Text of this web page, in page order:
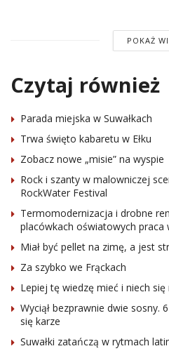
POKAŻ
Czytaj również
Parada miejska w Suwałkach
Trwa święto kabaretu w Ełku
Zobacz nowe „misie” na wyspie
Rock i szanty w malowniczej
RockWater Festival
Termomodernizacja i drobne
placówkach oświatowych praca
Miał być pellet na zimę, a jest
Za szybko we Frąckach
Lepiej tę wiedzę mieć i niech
Wyciął bezprawnie dwie sosny.
się karze
Suwałki zatańczą w rytmach